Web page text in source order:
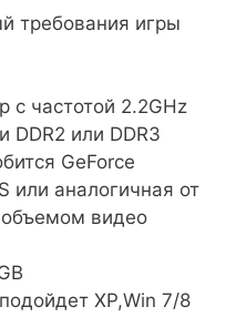
требования игры
с частотой 2.2GHz
DDR2 или DDR3
GeForce
или аналогичная от
видео
XP,Win 7/8